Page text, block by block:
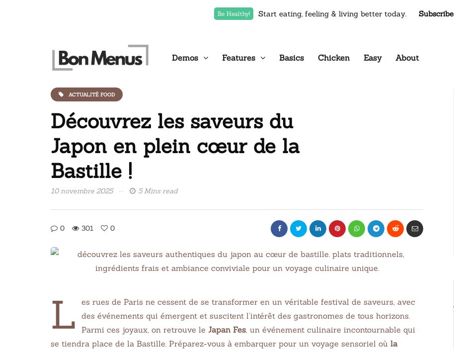
Be Healthy! Start eating, feeling & living better today. Subscribe
Demos Features Basics Chicken Easy About
ACTUALITÉ FOOD
Découvrez les saveurs du
Japon en plein cœur de la
Bastille !
10 novembre 2025 5 Mins read
0 301 0
L
es rues de Paris ne cessent de se transformer en un véritable festival de saveurs, avec
des événements qui émergent et suscitent l’intérêt des gastronomes de tous horizons.
Parmi ces joyaux, on retrouve le Japan Fes, un événement culinaire incontournable qui
se tiendra place de la Bastille. Préparez-vous à embarquer pour un voyage sensoriel où la